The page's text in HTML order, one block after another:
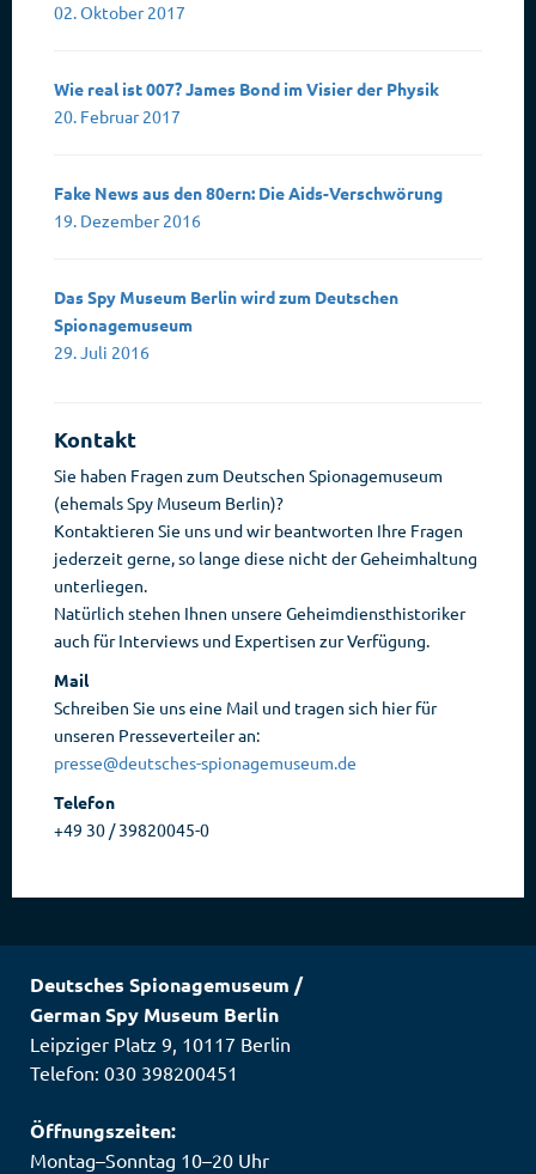
02. Oktober 2017
Wie real ist 007? James Bond im Visier der Physik
20. Februar 2017
Fake News aus den 80ern: Die Aids-Verschwörung
19. Dezember 2016
Das Spy Museum Berlin wird zum Deutschen
Spionagemuseum
29. Juli 2016
Kontakt
Sie haben Fragen zum Deutschen Spionagemuseum
(ehemals Spy Museum Berlin)?
Kontaktieren Sie uns und wir beantworten Ihre Fragen
jederzeit gerne, so lange diese nicht der Geheimhaltung
unterliegen.
Natürlich stehen Ihnen unsere Geheimdiensthistoriker
auch für Interviews und Expertisen zur Verfügung.
Mail
Schreiben Sie uns eine Mail und tragen sich hier für
unseren Presseverteiler an:
presse@deutsches-spionagemuseum.de
Telefon
+49 30 / 39820045-0
Deutsches Spionagemuseum /
German Spy Museum Berlin
Leipziger Platz 9, 10117 Berlin
Telefon: 030 398200451
Öffnungszeiten:
Montag–Sonntag 10–20 Uhr